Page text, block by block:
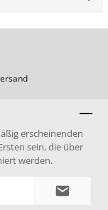
erscheinenden
sein, die über
werden.